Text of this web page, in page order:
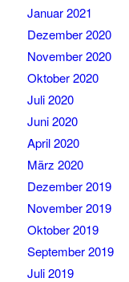
Januar 2021
Dezember 2020
November 2020
Oktober 2020
Juli 2020
Juni 2020
April 2020
März 2020
Dezember 2019
November 2019
Oktober 2019
September 2019
Juli 2019